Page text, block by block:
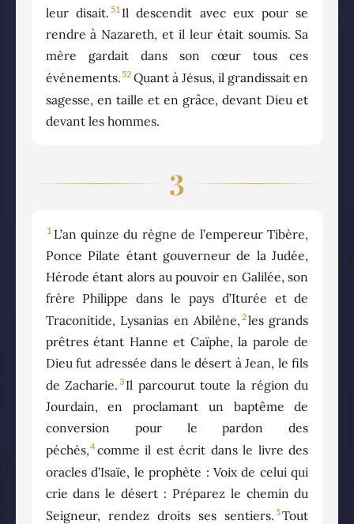
leur disait. 51 Il descendit avec eux pour se
rendre à Nazareth, et il leur était soumis. Sa
mère gardait dans son cœur tous ces
événements.52 Quant à Jésus, il grandissait en
sagesse, en taille et en grâce, devant Dieu et
devant les hommes.
3
1 L’an quinze du règne de l’empereur Tibère,
Ponce Pilate étant gouverneur de la Judée,
Hérode étant alors au pouvoir en Galilée, son
frère Philippe dans le pays d’Iturée et de
Traconitide, Lysanias en Abilène, 2les grands
prêtres étant Hanne et Caïphe, la parole de
Dieu fut adressée dans le désert à Jean, le fils
de Zacharie. 3 Il parcourut toute la région du
Jourdain, en proclamant un baptême de
conversion pour le pardon des
péchés,4 comme il est écrit dans le livre des
oracles d’Isaïe, le prophète : Voix de celui qui
crie dans le désert : Préparez le chemin du
Seigneur, rendez droits ses sentiers. 5Tout